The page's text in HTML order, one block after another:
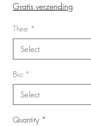
Gratis verzending
Thee *
Select
Bio *
Select
Quantity *